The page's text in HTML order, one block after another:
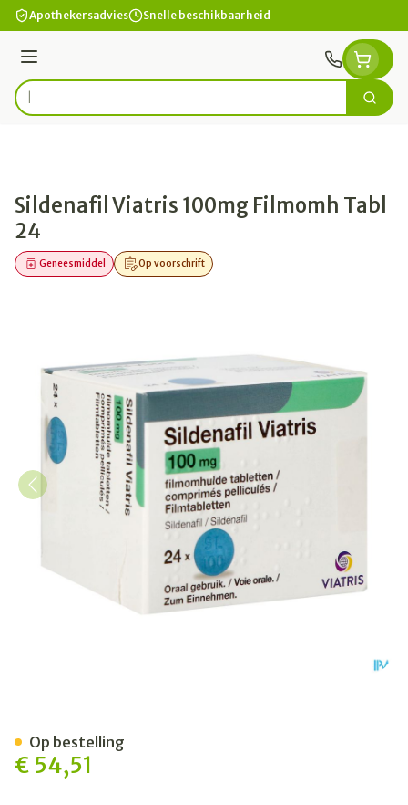
Ga naar de inhoud
Apothekersadvies Snelle beschikbaarheid
Menu
Product, merk, categorie... Zoek
Sildenafil Viatris 100mg Filmomh Tabl
24
Op voorschrift
Geneesmiddel
€ 54,51
Op bestelling